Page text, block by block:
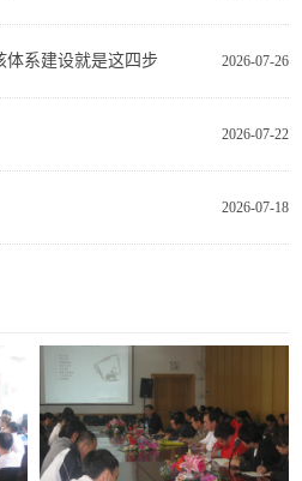
2026-07-26
体系建设就是这四步
2026-07-22
2026-07-18